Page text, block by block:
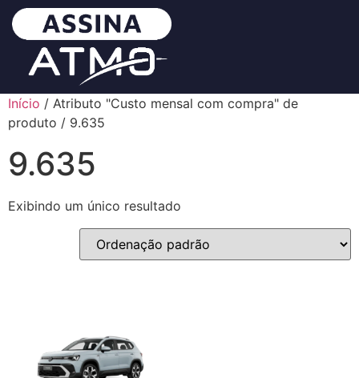
Início / Atributo "Custo mensal com compra" de
produto / 9.635
9.635
Exibindo um único resultado